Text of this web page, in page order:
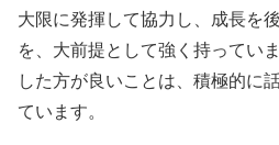
大限に発揮して協力し、成長を
を、大前提として強く持ってい
した方が良いことは、積極的に
ています。